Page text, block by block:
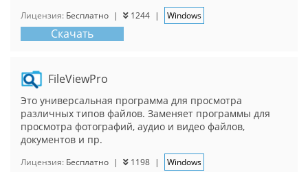
Лицензия: Бесплатно | 1244 | Windows
Скачать
FileViewPro
Это универсальная программа для просмотра
различных типов файлов. Заменяет программы для
просмотра фотографий, аудио и видео файлов,
документов и пр.
Лицензия: Бесплатно | 1198 | Windows